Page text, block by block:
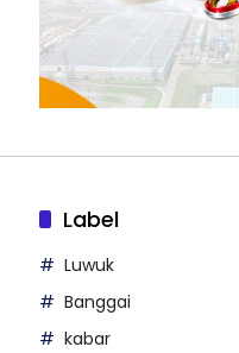
Label
Luwuk
Banggai
kabar